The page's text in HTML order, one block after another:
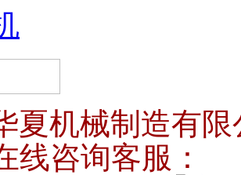
夏机械制造有限
线咨询客服：